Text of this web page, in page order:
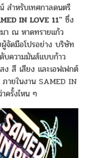
สำหรับเทศกาลดนตรี
IN LOVE 11" ซึ่ง
า ณ หาดทรายแก้ว
ผู้จัดมือโปรอย่าง บริษัท
บความมันส์แบบก้าว
สี เสียง และเอฟเฟกต์
ายในงาน SAMED IN
ครั้งไหน ๆ